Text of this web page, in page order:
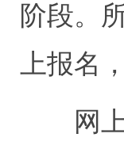
阶段。
上报名
网